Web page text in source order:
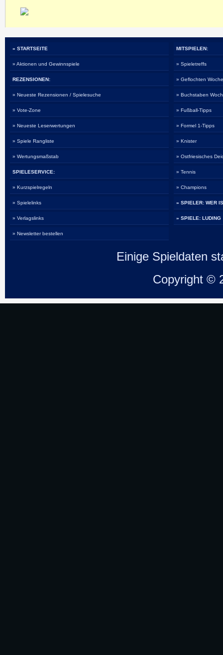
» STARTSEITE
» Aktionen und Gewinnspiele
REZENSIONEN:
» Neueste Rezensionen / Spielesuche
» Vote-Zone
» Neueste Leserwertungen
» Spiele Rangliste
» Wertungsmaßstab
SPIELESERVICE:
» Kurzspielregeln
» Spielelinks
» Verlagslinks
» Newsletter bestellen
MITSPIELEN:
» Spieletreffs
» Geflochten
» Buchstaben
» Fußball-Tipps
» Formel 1-Tipps
» Knister
» Ostfriesisches
» Tennis
» Champions
» SPIELER: WER
» SPIELE: LUDING
Einige Spieldaten
Copyright ©